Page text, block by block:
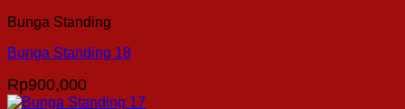
Bunga Standing
Bunga Standing 18
Rp900,000